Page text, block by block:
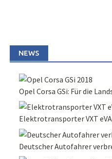
NEWS
Opel Corsa GSi: Für die
Elektrotransporter VXT
Deutscher Autofahrer